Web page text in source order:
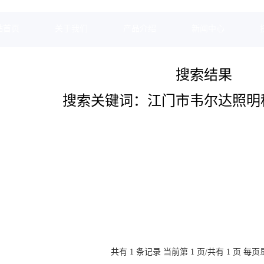
搜索结果
搜索关键词：江门市韦尔达照明
突出在于需安装在专用导轨上，可根据实际照明需求调整灯具在轨道上
共有 1 条记录 当前第 1 页/共有 1 页 每页